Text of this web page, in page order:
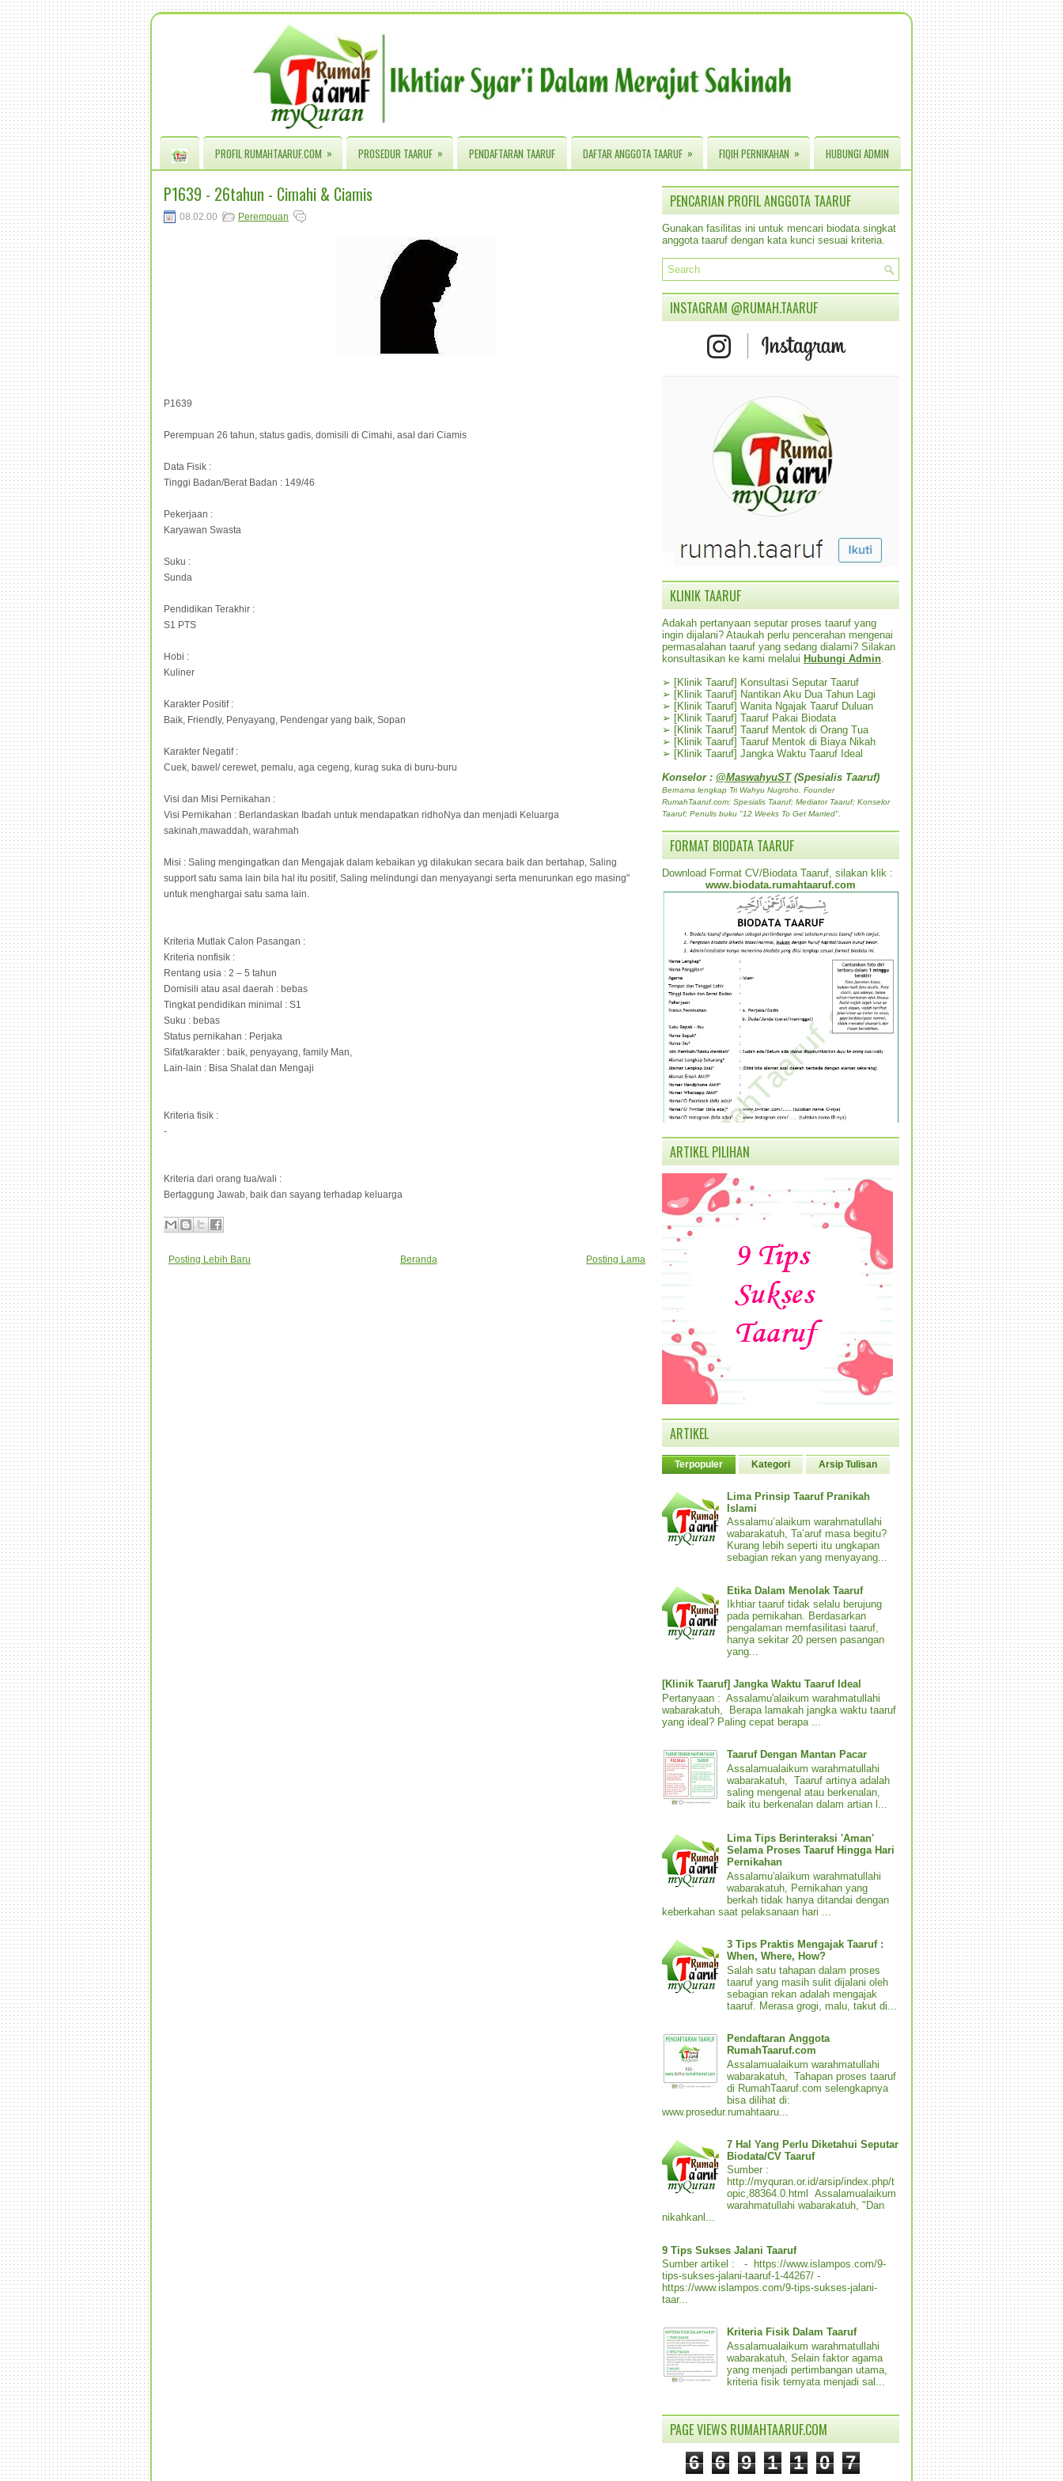
PROFIL RUMAHTAARUF.COM » PROSEDUR TAARUF » PENDAFTARAN TAARUF DAFTAR ANGGOTA TAARUF » FIQIH PERNIKAHAN » HUBUNGI ADMIN
P1639 - 26tahun - Cimahi & Ciamis
08.02.00 Perempuan
P1639
Perempuan 26 tahun, status gadis, domisili di Cimahi, asal dari Ciamis
Data Fisik :
Tinggi Badan/Berat Badan : 149/46
Pekerjaan :
Karyawan Swasta
Suku :
Sunda
Pendidikan Terakhir :
S1 PTS
Hobi :
Kuliner
Karakter Positif :
Baik, Friendly, Penyayang, Pendengar yang baik, Sopan
Karakter Negatif :
Cuek, bawel/ cerewet, pemalu, aga cegeng, kurag suka di buru-buru
Visi dan Misi Pernikahan :
Visi Pernikahan : Berlandaskan Ibadah untuk mendapatkan ridhoNya dan menjadi Keluarga
sakinah,mawaddah, warahmah
Misi : Saling mengingatkan dan Mengajak dalam kebaikan yg dilakukan secara baik dan bertahap, Saling
support satu sama lain bila hal itu positif, Saling melindungi dan menyayangi serta menurunkan ego masing"
untuk menghargai satu sama lain.
Kriteria Mutlak Calon Pasangan :
Kriteria nonfisik :
Rentang usia : 2 – 5 tahun
Domisili atau asal daerah : bebas
Tingkat pendidikan minimal : S1
Suku : bebas
Status pernikahan : Perjaka
Sifat/karakter : baik, penyayang, family Man,
Lain-lain : Bisa Shalat dan Mengaji
Kriteria fisik :
-
Kriteria dari orang tua/wali :
Bertaggung Jawab, baik dan sayang terhadap keluarga
Posting Lebih Baru Posting Lama
Beranda
PENCARIAN PROFIL ANGGOTA TAARUF
Gunakan fasilitas ini untuk mencari biodata singkat
anggota taaruf dengan kata kunci sesuai kriteria.
INSTAGRAM @RUMAH.TAARUF
KLINIK TAARUF
Adakah pertanyaan seputar proses taaruf yang
ingin dijalani? Ataukah perlu pencerahan mengenai
permasalahan taaruf yang sedang dialami? Silakan
konsultasikan ke kami melalui Hubungi Admin
➢ [Klinik Taaruf] Konsultasi Seputar Taaruf
➢ [Klinik Taaruf] Nantikan Aku Dua Tahun Lagi
➢ [Klinik Taaruf] Wanita Ngajak Taaruf Duluan
➢ [Klinik Taaruf] Taaruf Pakai Biodata
➢ [Klinik Taaruf] Taaruf Mentok di Orang Tua
➢ [Klinik Taaruf] Taaruf Mentok di Biaya Nikah
➢ [Klinik Taaruf] Jangka Waktu Taaruf Ideal
Konselor : @MaswahyuST(Spesialis Taaruf)
Bernama lengkap Tri Wahyu Nugroho. Founder
RumahTaaruf.com; Spesialis Taaruf; Mediator Taaruf; Konselor
Taaruf; Penulis buku "12 Weeks To Get Married".
FORMAT BIODATA TAARUF
Download Format CV/Biodata Taaruf, silakan klik :
www.biodata.rumahtaaruf.com
ARTIKEL PILIHAN
ARTIKEL
Terpopuler Kategori Arsip Tulisan
Lima Prinsip Taaruf Pranikah
Islami
Assalamu’alaikum warahmatullahi
wabarakatuh, Ta’aruf masa begitu?
Kurang lebih seperti itu ungkapan
sebagian rekan yang menyayang...
Etika Dalam Menolak Taaruf
Ikhtiar taaruf tidak selalu berujung
pada pernikahan. Berdasarkan
pengalaman memfasilitasi taaruf,
hanya sekitar 20 persen pasangan
yang...
[Klinik Taaruf] Jangka Waktu Taaruf Ideal
Pertanyaan : Assalamu'alaikum warahmatullahi
wabarakatuh, Berapa lamakah jangka waktu taaruf
yang ideal? Paling cepat berapa ...
Taaruf Dengan Mantan Pacar
Assalamualaikum warahmatullahi
wabarakatuh, Taaruf artinya adalah
saling mengenal atau berkenalan,
baik itu berkenalan dalam artian l...
Lima Tips Berinteraksi 'Aman'
Selama Proses Taaruf Hingga Hari
Pernikahan
Assalamu'alaikum warahmatullahi
wabarakatuh, Pernikahan yang
berkah tidak hanya ditandai dengan
keberkahan saat pelaksanaan hari ...
3 Tips Praktis Mengajak Taaruf :
When, Where, How?
Salah satu tahapan dalam proses
taaruf yang masih sulit dijalani oleh
sebagian rekan adalah mengajak
taaruf. Merasa grogi, malu, takut di...
Pendaftaran Anggota
RumahTaaruf.com
Assalamualaikum warahmatullahi
wabarakatuh, Tahapan proses taaruf
di RumahTaaruf.com selengkapnya
bisa dilihat di:
www.prosedur.rumahtaaru...
7 Hal Yang Perlu Diketahui Seputar
Biodata/CV Taaruf
Sumber :
http://myquran.or.id/arsip/index.php/t
opic,88364.0.html Assalamualaikum
warahmatullahi wabarakatuh, "Dan
nikahkanl...
9 Tips Sukses Jalani Taaruf
Sumber artikel : - https://www.islampos.com/9-
tips-sukses-jalani-taaruf-1-44267/ -
https://www.islampos.com/9-tips-sukses-jalani-
taar...
Kriteria Fisik Dalam Taaruf
Assalamualaikum warahmatullahi
wabarakatuh, Selain faktor agama
yang menjadi pertimbangan utama,
kriteria fisik ternyata menjadi sal...
PAGE VIEWS RUMAHTAARUF.COM
6 6 9 1 1 0 7